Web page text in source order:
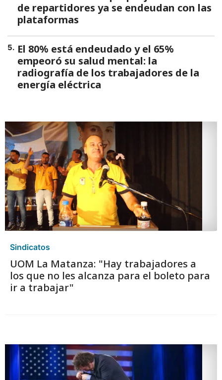
de repartidores ya se endeudan con las
plataformas
5. El 80% está endeudado y el 65%
empeoró su salud mental: la
radiografía de los trabajadores de la
energía eléctrica
Sindicatos
UOM La Matanza: "Hay trabajadores a
los que no les alcanza para el boleto para
ir a trabajar"